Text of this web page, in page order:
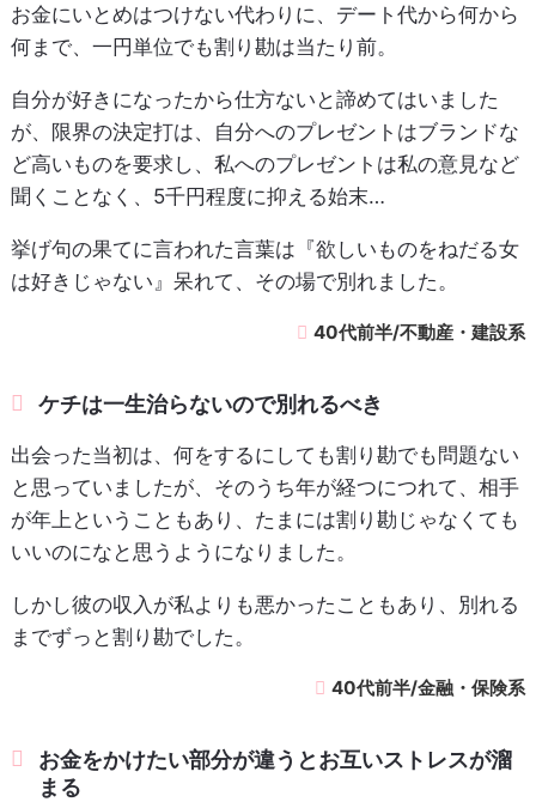
お金にいとめはつけない代わりに、デート代から何から
何まで、一円単位でも割り勘は当たり前。
自分が好きになったから仕方ないと諦めてはいました
が、限界の決定打は、自分へのプレゼントはブランドな
ど高いものを要求し、私へのプレゼントは私の意見など
聞くことなく、5千円程度に抑える始末…
挙げ句の果てに言われた言葉は『欲しいものをねだる女
は好きじゃない』呆れて、その場で別れました。
40代前半/不動産・建設系
ケチは一生治らないので別れるべき
出会った当初は、何をするにしても割り勘でも問題ない
と思っていましたが、そのうち年が経つにつれて、相手
が年上ということもあり、たまには割り勘じゃなくても
いいのになと思うようになりました。
しかし彼の収入が私よりも悪かったこともあり、別れる
までずっと割り勘でした。
40代前半/金融・保険系
お金をかけたい部分が違うとお互いストレスが溜
まる